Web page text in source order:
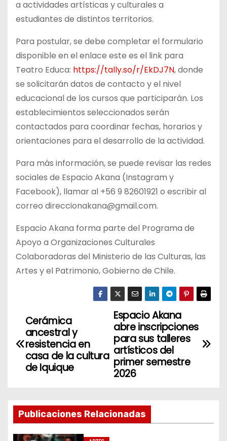
a actividades artísticas y culturales a
estudiantes de distintos territorios.
Para postular, se debe completar el formulario
disponible en el enlace este es el link para
Teatro Educa: https://tally.so/r/EkDJ7N, donde
se solicitarán datos de contacto y el nivel
educacional de los cursos que participarán. Los
establecimientos seleccionados serán
contactados para coordinar fechas, horarios y
orientaciones para el desarrollo de la actividad.
Para más información, se puede revisar las redes
sociales de Espacio Akana (Instagram y
Facebook), llamar al +56 9 82601921 o escribir al
correo direccionakana@gmail.com.
Espacio Akana forma parte del Programa de
Apoyo a Organizaciones Culturales
Colaboradoras del Ministerio de las Culturas, las
Artes y el Patrimonio, Gobierno de Chile.
N
a
g
a
Espacio Akana
abre inscripciones
para sus talleres
artísticos del
primer semestre
2026
Cerámica
ancestral y
resistencia en
casa de la cultura
de Iquique
Publicaciones Relacionadas